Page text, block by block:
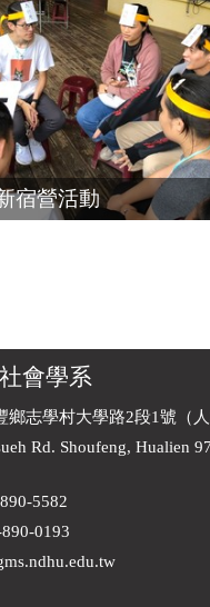
宿營活動
會學系
志學村大學路2段1號（人
Rd. Shoufeng, Hualien
5582
0193